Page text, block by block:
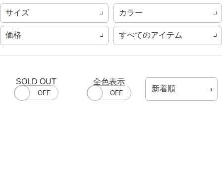
サイズ カラー
価格 すべてのアイテム
SOLD OUT 全色表示